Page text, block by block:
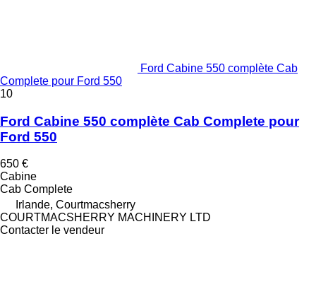
Ford Cabine 550 complète Cab
Complete pour Ford 550
10
Ford Cabine 550 complète Cab Complete pour
Ford 550
650 €
Cabine
Cab Complete
Irlande, Courtmacsherry
COURTMACSHERRY MACHINERY LTD
Contacter le vendeur